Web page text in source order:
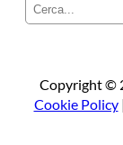
Copyright ©
Cookie Policy|